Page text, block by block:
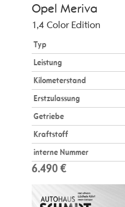
Opel Meriva
1,4 Color Edition
Typ
Leistung
Kilometerstand
Erstzulassung
Getriebe
Kraftstoff
interne Nummer
6.490 €